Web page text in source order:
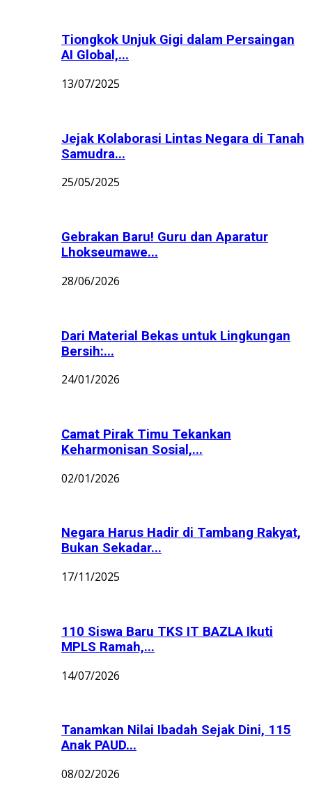
Tiongkok Unjuk Gigi dalam Persaingan
AI Global,...
13/07/2025
Jejak Kolaborasi Lintas Negara di Tanah
Samudra...
25/05/2025
Gebrakan Baru! Guru dan Aparatur
Lhokseumawe...
28/06/2026
Dari Material Bekas untuk Lingkungan
Bersih:...
24/01/2026
Camat Pirak Timu Tekankan
Keharmonisan Sosial,...
02/01/2026
Negara Harus Hadir di Tambang Rakyat,
Bukan Sekadar...
17/11/2025
110 Siswa Baru TKS IT BAZLA Ikuti
MPLS Ramah,...
14/07/2026
Tanamkan Nilai Ibadah Sejak Dini, 115
Anak PAUD...
08/02/2026